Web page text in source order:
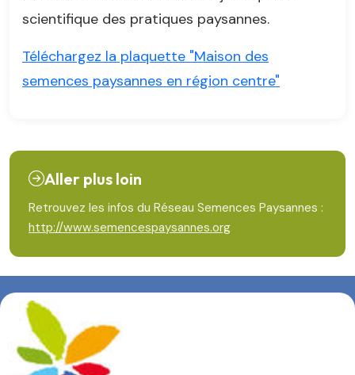
scientifique des pratiques paysannes.
Téléchargez la plaquette "Maison des
semences paysannes en région centre"
Aller plus loin
Retrouvez les infos du Réseau Semences Paysannes :
http://www.semencespaysannes.org